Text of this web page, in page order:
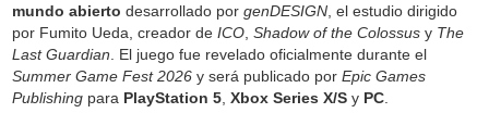
mundo abierto desarrollado porgenDESIGN, el estudio dirigido
por Fumito Ueda, creador deICO,Shadow of the Colossus y The
Last Guardian. El juego fue revelado oficialmente durante el
Summer Game Fest 2026 y será publicado porEpic Games
Publishing para PlayStation 5,Xbox Series X/S y PC.